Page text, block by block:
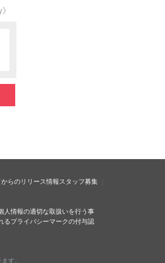
らのリリース情報スタッフ募集
人情報の適切な取扱いを行う事
るプライバシーマークの付与認
す。